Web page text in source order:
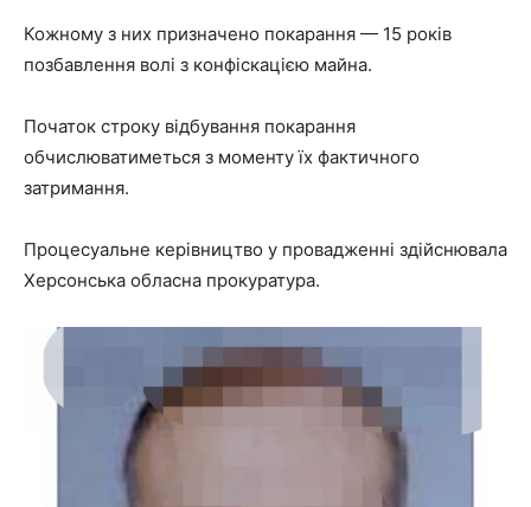
Кожному з них призначено покарання — 15 років
позбавлення волі з конфіскацією майна.
Початок строку відбування покарання
обчислюватиметься з моменту їх фактичного
затримання.
Процесуальне керівництво у провадженні здійснювала
Херсонська обласна прокуратура.